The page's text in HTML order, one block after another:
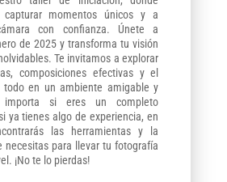
capturar momentos únicos y a
con confianza. Únete a
de 2025 y transforma tu visión
Te invitamos a explorar
composiciones efectivas y el
en un ambiente amigable y
importa si eres un completo
ya tienes algo de experiencia, en
las herramientas y la
necesitas para llevar tu fotografía
¡No te lo pierdas!